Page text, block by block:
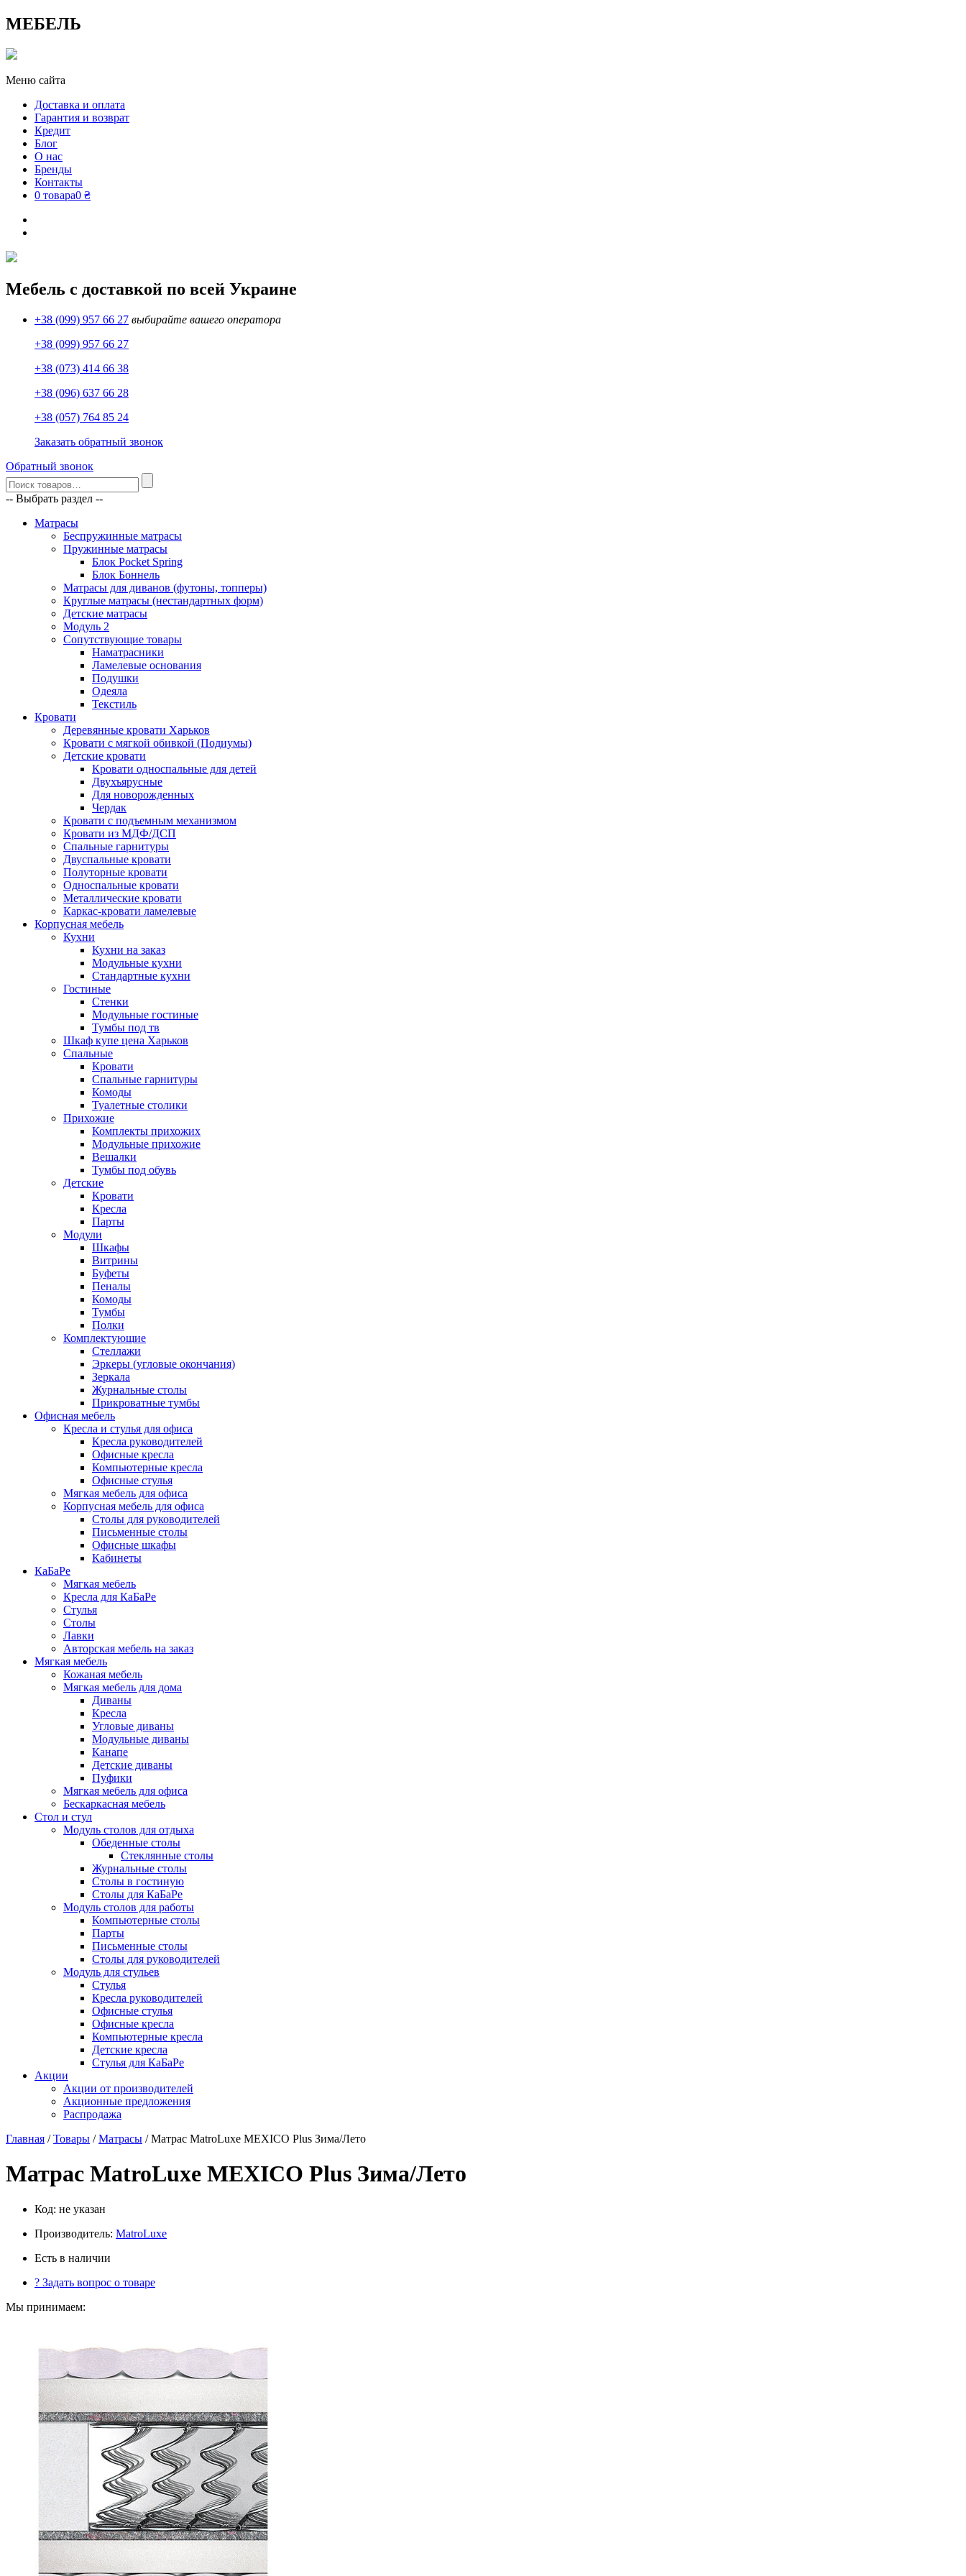
МЕБЕЛЬ
Меню сайта
Доставка и оплата
Гарантия и возврат
Кредит
Блог
О нас
Бренды
Контакты
0 товара0 ₴
Мебель с доставкой по всей Украине
+38 (099) 957 66 27 выбирайте вашего оператора
+38 (099) 957 66 27
+38 (073) 414 66 38
+38 (096) 637 66 28
+38 (057) 764 85 24
Заказать обратный звонок
Обратный звонок
-- Выбрать раздел --
Матрасы
Беспружинные матрасы
Пружинные матрасы
Блок Pocket Spring
Блок Боннель
Матрасы для диванов (футоны, топперы)
Круглые матрасы (нестандартных форм)
Детские матрасы
Модуль 2
Сопутствующие товары
Наматрасники
Ламелевые основания
Подушки
Одеяла
Текстиль
Кровати
Деревянные кровати Харьков
Кровати с мягкой обивкой (Подиумы)
Детские кровати
Кровати односпальные для детей
Двухъярусные
Для новорожденных
Чердак
Кровати с подъемным механизмом
Кровати из МДФ/ДСП
Спальные гарнитуры
Двуспальные кровати
Полуторные кровати
Односпальные кровати
Металлические кровати
Каркас-кровати ламелевые
Корпусная мебель
Кухни
Кухни на заказ
Модульные кухни
Стандартные кухни
Гостиные
Стенки
Модульные гостиные
Тумбы под тв
Шкаф купе цена Харьков
Спальные
Кровати
Спальные гарнитуры
Комоды
Туалетные столики
Прихожие
Комплекты прихожих
Модульные прихожие
Вешалки
Тумбы под обувь
Детские
Кровати
Кресла
Парты
Модули
Шкафы
Витрины
Буфеты
Пеналы
Комоды
Тумбы
Полки
Комплектующие
Стеллажи
Эркеры (угловые окончания)
Зеркала
Журнальные столы
Прикроватные тумбы
Офисная мебель
Кресла и стулья для офиса
Кресла руководителей
Офисные кресла
Компьютерные кресла
Офисные стулья
Мягкая мебель для офиса
Корпусная мебель для офиса
Столы для руководителей
Письменные столы
Офисные шкафы
Кабинеты
КаБаРе
Мягкая мебель
Кресла для КаБаРе
Стулья
Столы
Лавки
Авторская мебель на заказ
Мягкая мебель
Кожаная мебель
Мягкая мебель для дома
Диваны
Кресла
Угловые диваны
Модульные диваны
Канапе
Детские диваны
Пуфики
Мягкая мебель для офиса
Бескаркасная мебель
Стол и стул
Модуль столов для отдыха
Обеденные столы
Стеклянные столы
Журнальные столы
Столы в гостиную
Столы для КаБаРе
Модуль столов для работы
Компьютерные столы
Парты
Письменные столы
Столы для руководителей
Модуль для стульев
Стулья
Кресла руководителей
Офисные стулья
Офисные кресла
Компьютерные кресла
Детские кресла
Стулья для КаБаРе
Акции
Акции от производителей
Акционные предложения
Распродажа
Главная /Товары /Матрасы / Матрас MatroLuxe MEXICO Plus Зима/Лето
Матрас MatroLuxe MEXICO Plus Зима/Лето
Код: не указан
Производитель: MatroLuxe
Есть в наличии
? Задать вопрос о товаре
Мы принимаем: